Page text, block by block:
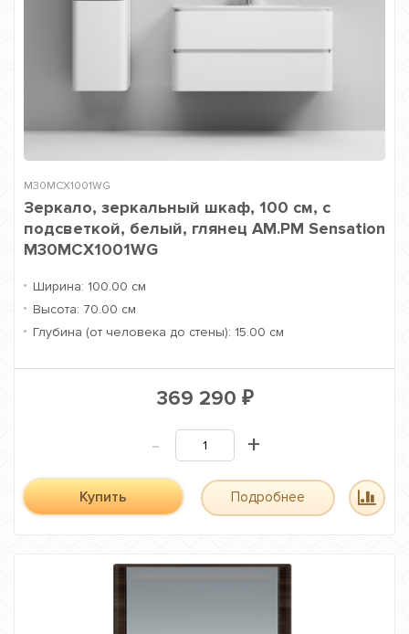
M30MCX1001WG
Зеркало, зеркальный шкаф, 100 см, с
подсветкой, белый, глянец AM.PM Sensation
M30MCX1001WG
Ширина: 100.00 см
Высота: 70.00 см
Глубина (от человека до стены): 15.00 см
369 290 ₽
- +
Купить Подробнее